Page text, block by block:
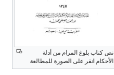
نص كتاب بلوغ المرام من أدلة
الأحكام انقر على الصورة للمطالعة